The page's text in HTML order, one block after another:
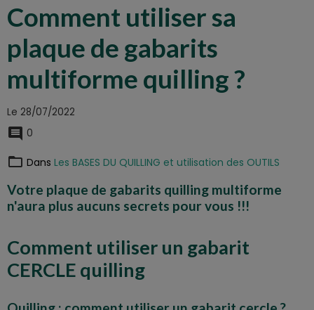
Comment utiliser sa
plaque de gabarits
multiforme quilling ?
Le 28/07/2022
0
Dans Les BASES DU QUILLING et utilisation des OUTILS
Votre plaque de gabarits quilling multiforme
n'aura plus aucuns secrets pour vous !!!
Comment utiliser un gabarit
CERCLE quilling